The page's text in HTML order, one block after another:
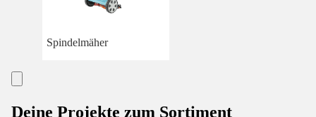
Spindelmäher
Deine Projekte zum Sortiment